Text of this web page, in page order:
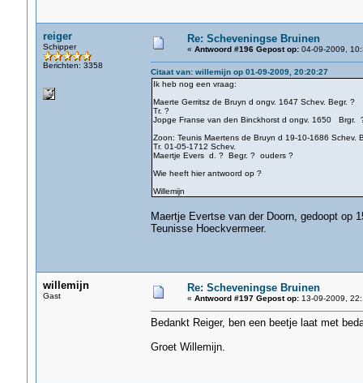
reiger
Schipper
Berichten: 3358
Re: Scheveningse Bruinen
« Antwoord #196 Gepost op:04-09-2009,
Citaat van: willemijn op 01-09-2009, 20:20:27
Ik heb nog een vraag:
Maerte Gerritsz de Bruyn d ongv. 1647 Schev. Begr. ?
Tr. ?
Jopge Franse van den Binckhorst d ongv. 1650 Brgr.
Zoon: Teunis Maertens de Bruyn d 19-10-1686 Schev.
Tr. 01-05-1712 Schev.
Maertje Evers d. ? Begr. ? ouders ?
Wie heeft hier antwoord op ?
Willemijn
Maertje Evertse van der Doorn, gedoopt op
Teunisse Hoeckvermeer.
willemijn
Gast
Re: Scheveningse Bruinen
« Antwoord #197 Gepost op:13-09-2009,
Bedankt Reiger, ben een beetje laat met
Groet Willemijn.